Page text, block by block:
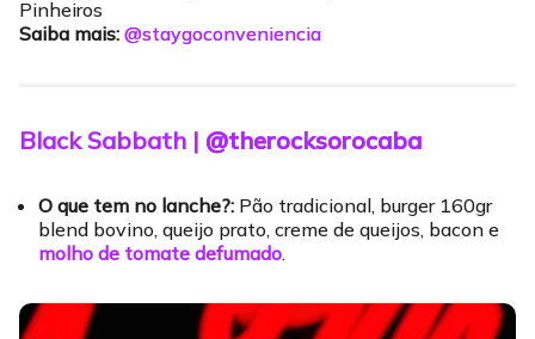
Pinheiros
Saiba mais: @staygoconveniencia
Black Sabbath | @therocksorocaba
O que tem no lanche?: Pão tradicional, burger 160gr
blend bovino, queijo prato, creme de queijos, bacon e
molho de tomate defumado.